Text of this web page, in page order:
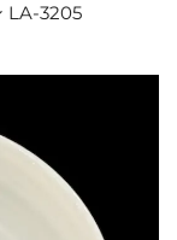
LA-3205